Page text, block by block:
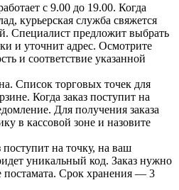
с 9.00 до 19.00. Когда
курьерская служба свяжется
Специалист предложит выбрать
и уточнит адрес. Осмотрите
и соответствие указанной
Список торговых точек для
Когда заказ поступит на
Для получения заказа
в кассовой зоне и назовите
поступит на точку, на ваш
уникальный код. Заказ нужно
постамата. Срок хранения — 3